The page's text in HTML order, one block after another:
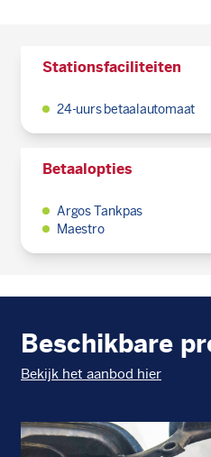
Stationsfaciliteiten
24-uurs betaalautomaat
Betaalopties
Argos Tankpas
Maestro
Beschikbare
Bekijk het aanbod hier